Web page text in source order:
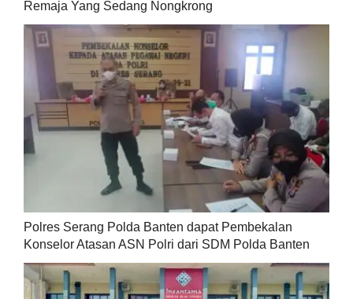
Remaja Yang Sedang Nongkrong
Polres Serang Polda Banten dapat Pembekalan
Konselor Atasan ASN Polri dari SDM Polda Banten